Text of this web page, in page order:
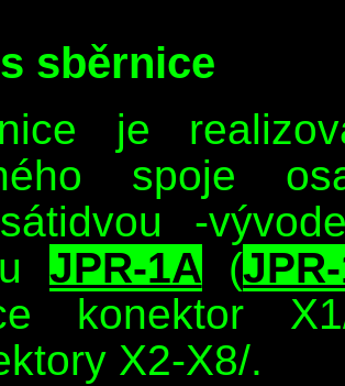
sběrnice
je
spoje
-
JPR-1A (
konektor
X2-X8/.